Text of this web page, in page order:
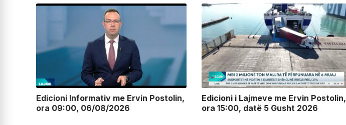
Edicioni Informativ me Ervin Postolin,
ora 09:00, 06/08/2026
Edicioni i Lajmeve me Ervin Postolin,
ora 15:00, datë 5 Gusht 2026